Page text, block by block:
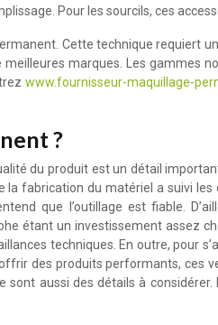
Pour les sourcils, ces
Cette technique requiert
marques. Les gammes
www.fournisseur-maquillage-
?
du produit est un détail
fabrication du matériel a suivi les
que l’outillage est fiable.
étant un investissement assez
techniques. En outre, pour
des produits performants, ces
aussi des détails à